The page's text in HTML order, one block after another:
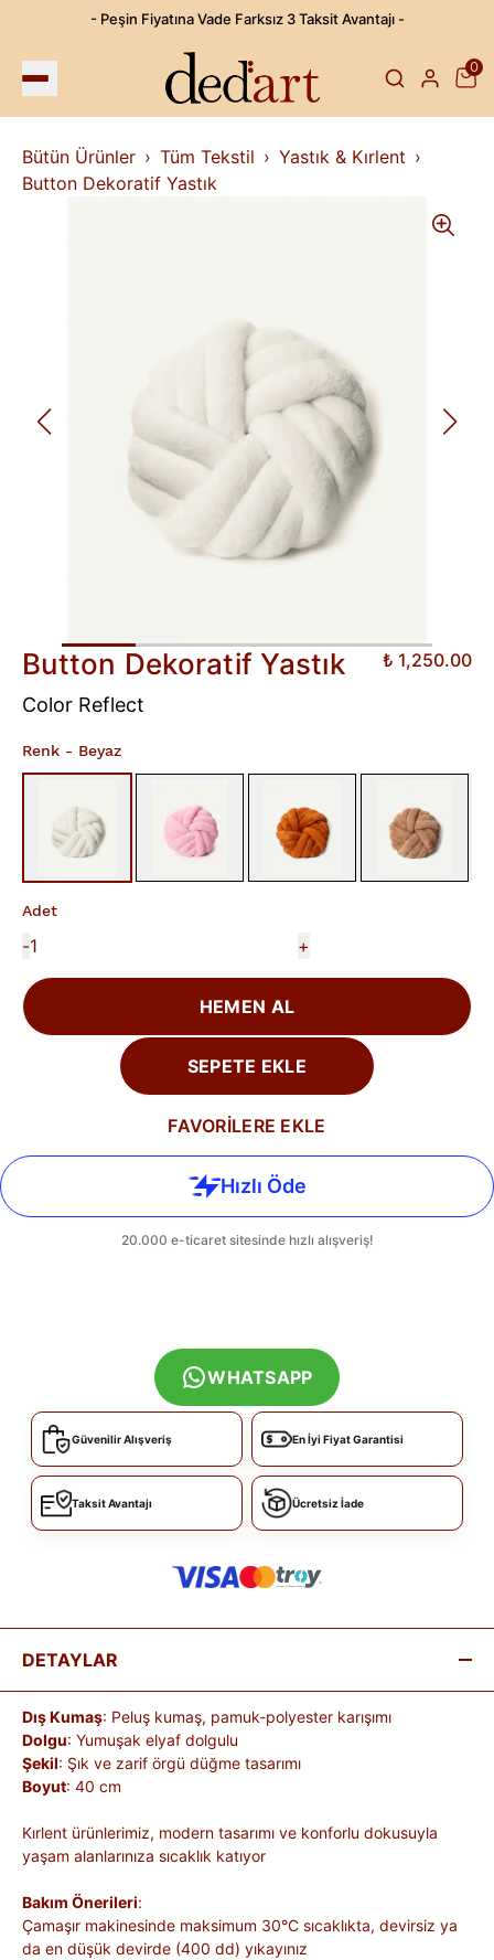
- Peşin Fiyatına Vade Farksız 3 Taksit Avantajı -
0
Bütün Ürünler Tüm Tekstil
Yastık & Kırlent
Button Dekoratif Yastık
Button Dekoratif Yastık ₺ 1,250.00
Color Reflect
Renk - Beyaz
Adet
- +
HEMEN AL
SEPETE EKLE
FAVORİLERE EKLE
WHATSAPP
Güvenilir Alışveriş En İyi Fiyat Garantisi
Taksit Avantajı Ücretsiz İade
DETAYLAR
Dış Kumaş: Peluş kumaş, pamuk-polyester karışımı
Dolgu: Yumuşak elyaf dolgulu
Şekil: Şık ve zarif örgü düğme tasarımı
Boyut: 40 cm
Kırlent ürünlerimiz, modern tasarımı ve konforlu dokusuyla
yaşam alanlarınıza sıcaklık katıyor
Bakım Önerileri:
Çamaşır makinesinde maksimum 30°C sıcaklıkta, devirsiz ya
da en düşük devirde (400 dd) yıkayınız